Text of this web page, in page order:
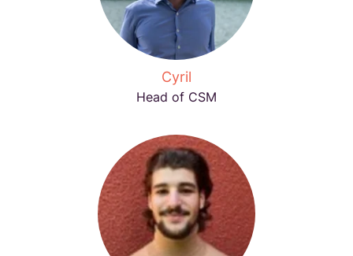
Cyril
Head of CSM